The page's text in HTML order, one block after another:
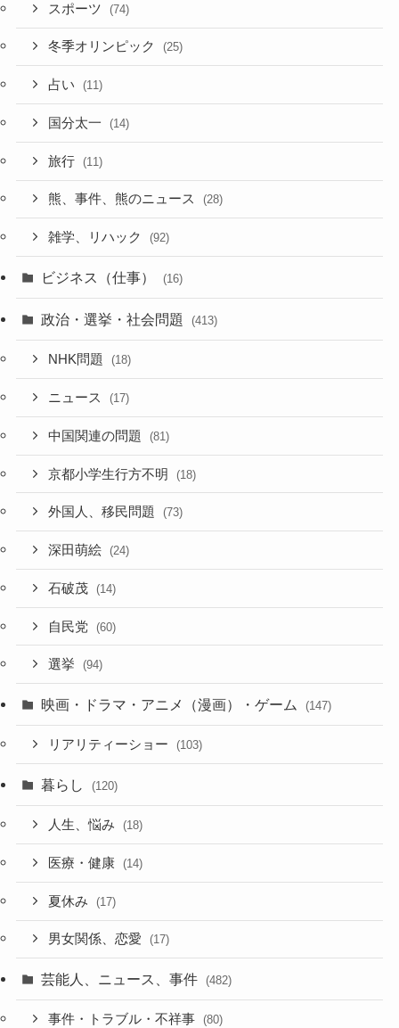
スポーツ (74)
冬季オリンピック (25)
占い (11)
国分太一 (14)
旅行 (11)
熊、事件、熊のニュース (28)
雑学、リハック (92)
ビジネス（仕事） (16)
政治・選挙・社会問題 (413)
NHK問題 (18)
ニュース (17)
中国関連の問題 (81)
京都小学生行方不明 (18)
外国人、移民問題 (73)
深田萌絵 (24)
石破茂 (14)
自民党 (60)
選挙 (94)
映画・ドラマ・アニメ（漫画）・ゲーム (147)
リアリティーショー (103)
暮らし (120)
人生、悩み (18)
医療・健康 (14)
夏休み (17)
男女関係、恋愛 (17)
芸能人、ニュース、事件 (482)
事件・トラブル・不祥事 (80)